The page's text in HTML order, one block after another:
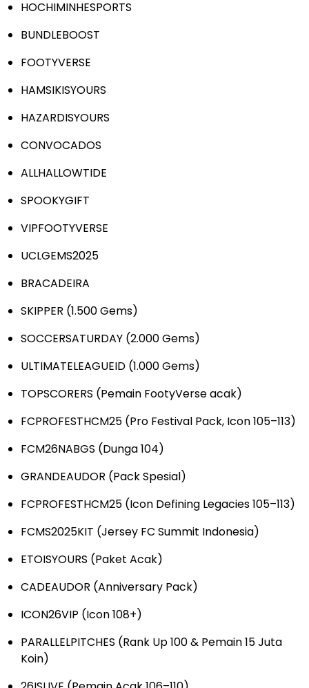
HOCHIMINHESPORTS
BUNDLEBOOST
FOOTYVERSE
HAMSIKISYOURS
HAZARDISYOURS
CONVOCADOS
ALLHALLOWTIDE
SPOOKYGIFT
VIPFOOTYVERSE
UCLGEMS2025
BRACADEIRA
SKIPPER (1.500 Gems)
SOCCERSATURDAY (2.000 Gems)
ULTIMATELEAGUEID (1.000 Gems)
TOPSCORERS (Pemain FootyVerse acak)
FCPROFESTHCM25 (Pro Festival Pack, Icon 105–113)
FCM26NABGS (Dunga 104)
GRANDEAUDOR (Pack Spesial)
FCPROFESTHCM25 (Icon Defining Legacies 105–113)
FCMS2025KIT (Jersey FC Summit Indonesia)
ETOISYOURS (Paket Acak)
CADEAUDOR (Anniversary Pack)
ICON26VIP (Icon 108+)
PARALLELPITCHES (Rank Up 100 & Pemain 15 Juta
Koin)